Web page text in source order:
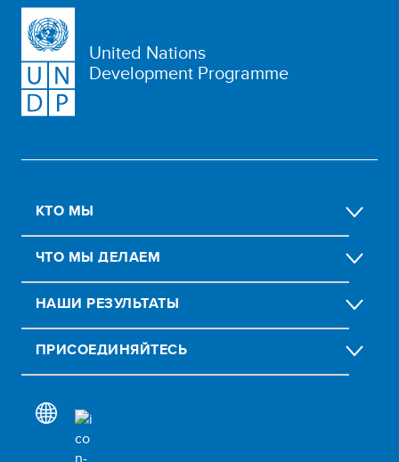
United Nations
Development Programme
КТО МЫ
ЧТО МЫ ДЕЛАЕМ
НАШИ РЕЗУЛЬТАТЫ
ПРИСОЕДИНЯЙТЕСЬ